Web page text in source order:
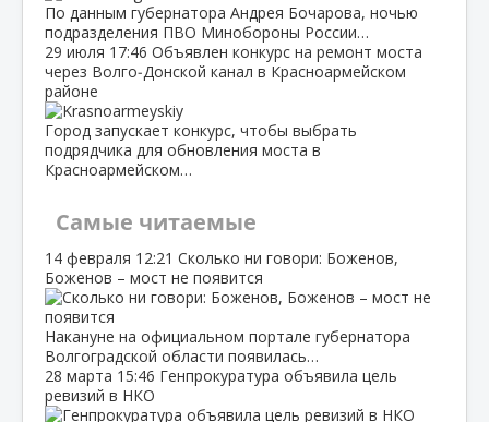
По данным губернатора Андрея Бочарова, ночью
подразделения ПВО Минобороны России…
29 июля 17:46 Объявлен конкурс на ремонт моста
через Волго‑Донской канал в Красноармейском
районе
Город запускает конкурс, чтобы выбрать
подрядчика для обновления моста в
Красноармейском…
Самые читаемые
14 февраля 12:21 Сколько ни говори: Боженов,
Боженов – мост не появится
Накануне на официальном портале губернатора
Волгоградской области появилась…
28 марта 15:46 Генпрокуратура объявила цель
ревизий в НКО